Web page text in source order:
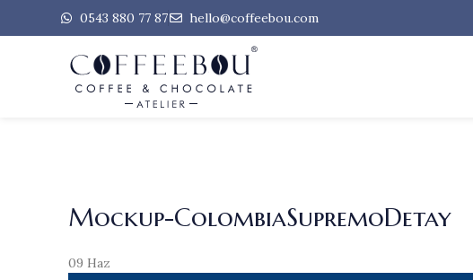
0543 880 77 87 hello@coffeebou.com
Mockup-ColombiaSupremoDetay
09 Haz